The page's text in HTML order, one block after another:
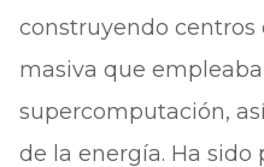
construyendo centros
masiva que
supercomputación,
de la energía. Ha